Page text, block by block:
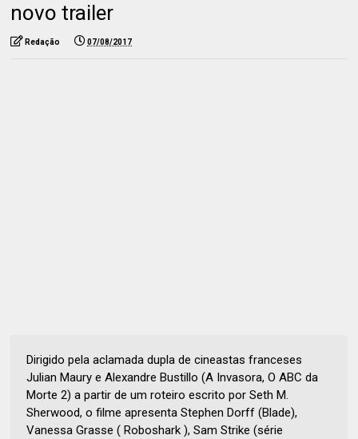
novo trailer
Redação 07/08/2017
Dirigido pela aclamada dupla de cineastas franceses
Julian Maury e Alexandre Bustillo (A Invasora, O ABC da
Morte 2) a partir de um roteiro escrito por Seth M.
Sherwood, o filme apresenta Stephen Dorff (Blade),
Vanessa Grasse ( Roboshark ), Sam Strike (série